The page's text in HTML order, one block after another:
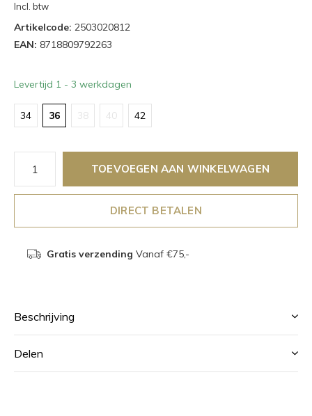
Incl. btw
Artikelcode: 2503020812
EAN: 8718809792263
Levertijd 1 - 3 werkdagen
34 36 38 40 42
TOEVOEGEN AAN WINKELWAGEN
DIRECT BETALEN
Gratis verzending Vanaf €75,-
Beschrijving
Delen